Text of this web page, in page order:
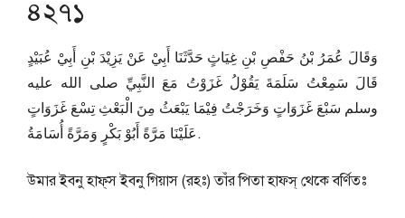
৪২৭১
وَقَالَ عُمَرُ بْنُ حَفْصِ بْنِ غِيَاثٍ حَدَّثَنَا أَبِيْ عَنْ يَزِيْدَ بْنِ أَبِيْ عُبَيْدٍ
قَالَ سَمِعْتُ سَلَمَةَ يَقُوْلُ غَزَوْتُ مَعَ النَّبِيِّ صلى الله عليه
وسلم سَبْعَ غَزَوَاتٍ وَخَرَجْتُ فِيْمَا يَبْعَثُ مِنَ الْبَعْثِ تِسْعَ غَزَوَاتٍ
عَلَيْنَا مَرَّةً أَبُوْ بَكْرٍ وَمَرَّةً أُسَامَةُ.
উমার ইবনু হাফ্‌স ইবনু গিয়াস (রহঃ) তাঁর পিতা হাফস্‌ থেকে বর্ণিতঃ